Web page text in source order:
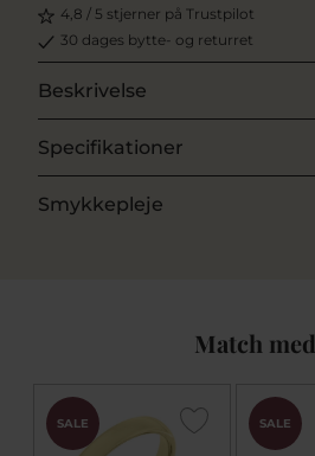
4,8 / 5 stjerner på Trustpilot
30 dages bytte- og returret
Beskrivelse
Specifikationer
Smykkepleje
Match med
SALE SALE